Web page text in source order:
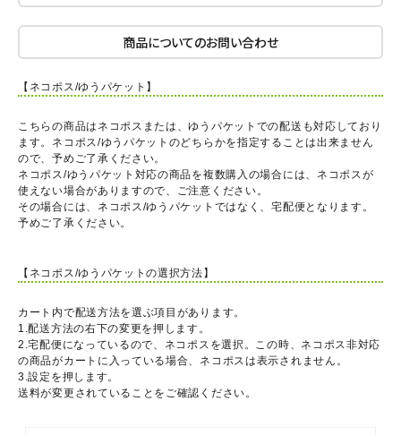
商品についてのお問い合わせ
【ネコポス/ゆうパケット】
こちらの商品はネコポスまたは、ゆうパケットでの配送も対応しており
ます。ネコポス/ゆうパケットのどちらかを指定することは出来ません
ので、予めご了承ください。
ネコポス/ゆうパケット対応の商品を複数購入の場合には、ネコポスが
使えない場合がありますので、ご注意ください。
その場合には、ネコポス/ゆうパケットではなく、宅配便となります。
予めご了承ください。
【ネコポス/ゆうパケットの選択方法】
カート内で配送方法を選ぶ項目があります。
1.配送方法の右下の変更を押します。
2.宅配便になっているので、ネコポスを選択。この時、ネコポス非対応
の商品がカートに入っている場合、ネコポスは表示されません。
3.設定を押します。
送料が変更されていることをご確認ください。